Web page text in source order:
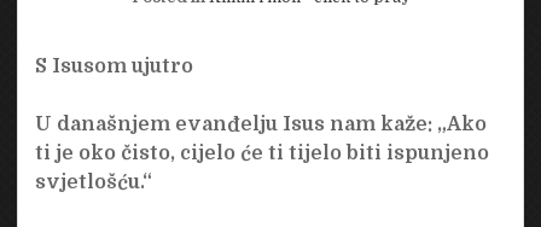
S Isusom ujutro
U današnjem evanđelju Isus nam kaže: „Ako
ti je oko čisto, cijelo će ti tijelo biti ispunjeno
svjetlošću.“